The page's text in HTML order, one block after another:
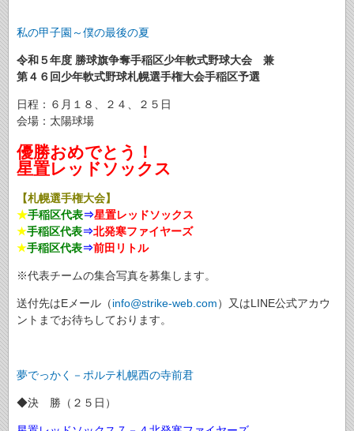
私の甲子園～僕の最後の夏
令和５年度 勝球旗争奪手稲区少年軟式野球大会 兼
第４６回少年軟式野球札幌選手権大会手稲区予選
日程：６月１８、２４、２５日
会場：太陽球場
優勝おめでとう！
星置レッドソックス
【札幌選手権大会】
★手稲区代表⇒星置レッドソックス
★手稲区代表⇒北発寒ファイヤーズ
★手稲区代表⇒前田リトル
※代表チームの集合写真を募集します。
送付先はEメール（info@strike-web.com）又はLINE公式アカウ
ントまでお待ちしております。
夢でっかく－ポルテ札幌西の寺前君
◆決 勝（２５日）